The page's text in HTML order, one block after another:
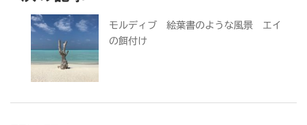
モルディブ 絵葉書のような風景 エイ
の餌付け